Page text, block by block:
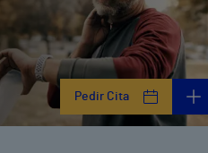
Pedir Cita